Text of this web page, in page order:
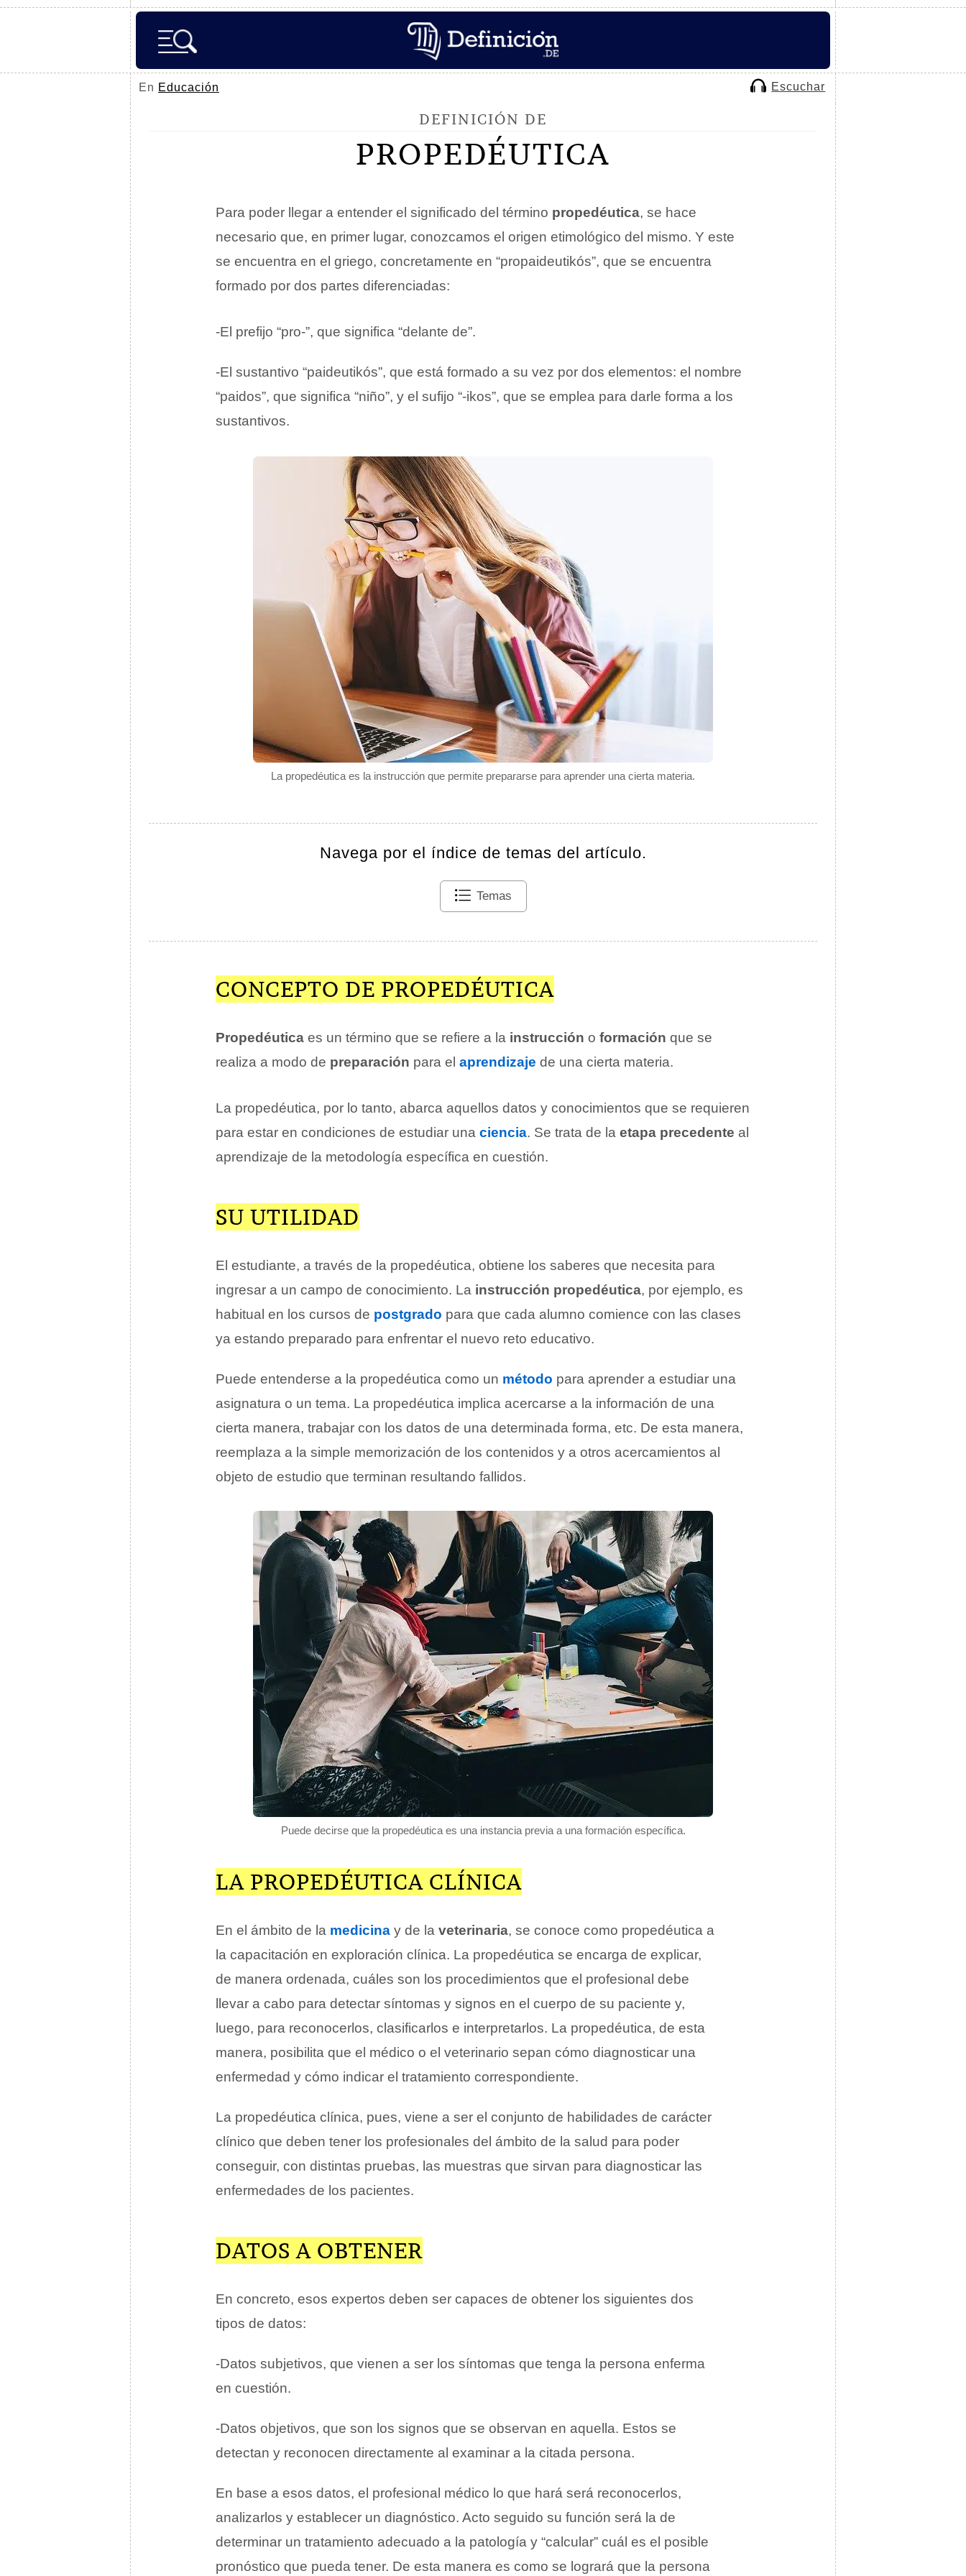
En Educación Escuchar
DEFINICIÓN DE
PROPEDÉUTICA
La propedéutica es la instrucción que permite prepararse para aprender una cierta materia.
Para poder llegar a entender el significado del término propedéutica, se hace
necesario que, en primer lugar, conozcamos el origen etimológico del mismo. Y este
se encuentra en el griego, concretamente en “propaideutikós”, que se encuentra
formado por dos partes diferenciadas:
-El prefijo “pro-”, que significa “delante de”.
-El sustantivo “paideutikós”, que está formado a su vez por dos elementos: el nombre
“paidos”, que significa “niño”, y el sufijo “-ikos”, que se emplea para darle forma a los
sustantivos.
Navega por el índice de temas del artículo.
Temas
CONCEPTO DE PROPEDÉUTICA
Propedéutica es un término que se refiere a la instrucción o formación que se
realiza a modo de preparación para el aprendizaje de una cierta materia.
La propedéutica, por lo tanto, abarca aquellos datos y conocimientos que se requieren
para estar en condiciones de estudiar una ciencia. Se trata de la etapa precedente al
aprendizaje de la metodología específica en cuestión.
SU UTILIDAD
El estudiante, a través de la propedéutica, obtiene los saberes que necesita para
ingresar a un campo de conocimiento. La instrucción propedéutica, por ejemplo, es
habitual en los cursos de postgrado para que cada alumno comience con las clases
ya estando preparado para enfrentar el nuevo reto educativo.
Puede entenderse a la propedéutica como un método para aprender a estudiar una
asignatura o un tema. La propedéutica implica acercarse a la información de una
cierta manera, trabajar con los datos de una determinada forma, etc. De esta manera,
reemplaza a la simple memorización de los contenidos y a otros acercamientos al
objeto de estudio que terminan resultando fallidos.
Puede decirse que la propedéutica es una instancia previa a una formación específica.
LA PROPEDÉUTICA CLÍNICA
En el ámbito de la medicina y de la veterinaria, se conoce como propedéutica a
la capacitación en exploración clínica. La propedéutica se encarga de explicar,
de manera ordenada, cuáles son los procedimientos que el profesional debe
llevar a cabo para detectar síntomas y signos en el cuerpo de su paciente y,
luego, para reconocerlos, clasificarlos e interpretarlos. La propedéutica, de esta
manera, posibilita que el médico o el veterinario sepan cómo diagnosticar una
enfermedad y cómo indicar el tratamiento correspondiente.
La propedéutica clínica, pues, viene a ser el conjunto de habilidades de carácter
clínico que deben tener los profesionales del ámbito de la salud para poder
conseguir, con distintas pruebas, las muestras que sirvan para diagnosticar las
enfermedades de los pacientes.
DATOS A OBTENER
En concreto, esos expertos deben ser capaces de obtener los siguientes dos
tipos de datos:
-Datos subjetivos, que vienen a ser los síntomas que tenga la persona enferma
en cuestión.
-Datos objetivos, que son los signos que se observan en aquella. Estos se
detectan y reconocen directamente al examinar a la citada persona.
En base a esos datos, el profesional médico lo que hará será reconocerlos,
analizarlos y establecer un diagnóstico. Acto seguido su función será la de
determinar un tratamiento adecuado a la patología y “calcular” cuál es el posible
pronóstico que pueda tener. De esta manera es como se logrará que la persona